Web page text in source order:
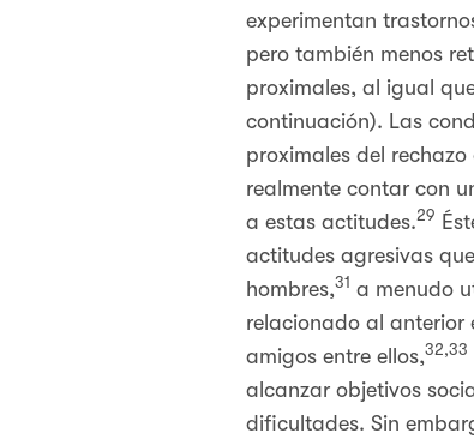
experimentan
pero también menos
proximales, al igual
continuación). Las
proximales del
realmente contar con
a estas actitudes.29
actitudes agresivas
hombres,31 a menudo
relacionado al anterior
amigos entre ellos,32,33
alcanzar objetivos
dificultades. Sin